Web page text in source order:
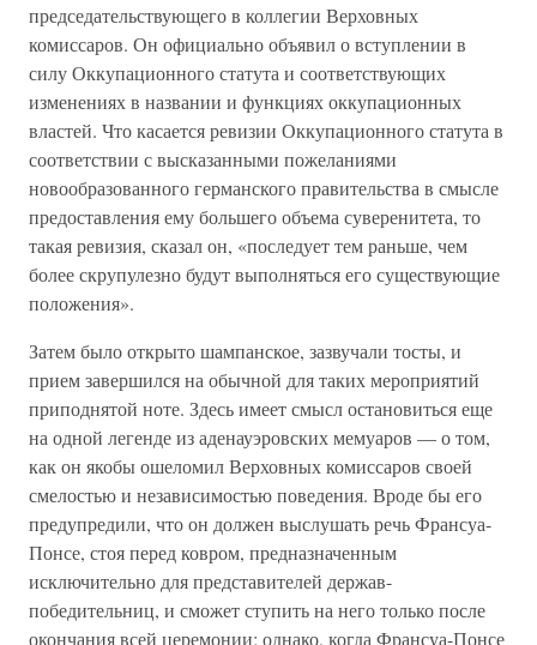
председательствующего в коллегии Верховных
комиссаров. Он официально объявил о вступлении в
силу Оккупационного статута и соответствующих
изменениях в названии и функциях оккупационных
властей. Что касается ревизии Оккупационного статута в
соответствии с высказанными пожеланиями
новообразованного германского правительства в смысле
предоставления ему большего объема суверенитета, то
такая ревизия, сказал он, «последует тем раньше, чем
более скрупулезно будут выполняться его существующие
положения».
Затем было открыто шампанское, зазвучали тосты, и
прием завершился на обычной для таких мероприятий
приподнятой ноте. Здесь имеет смысл остановиться еще
на одной легенде из аденауэровских мемуаров — о том,
как он якобы ошеломил Верховных комиссаров своей
смелостью и независимостью поведения. Вроде бы его
предупредили, что он должен выслушать речь Франсуа-
Понсе, стоя перед ковром, предназначенным
исключительно для представителей держав-
победительниц, и сможет ступить на него только после
окончания всей церемонии; однако, когда Франсуа-Понсе